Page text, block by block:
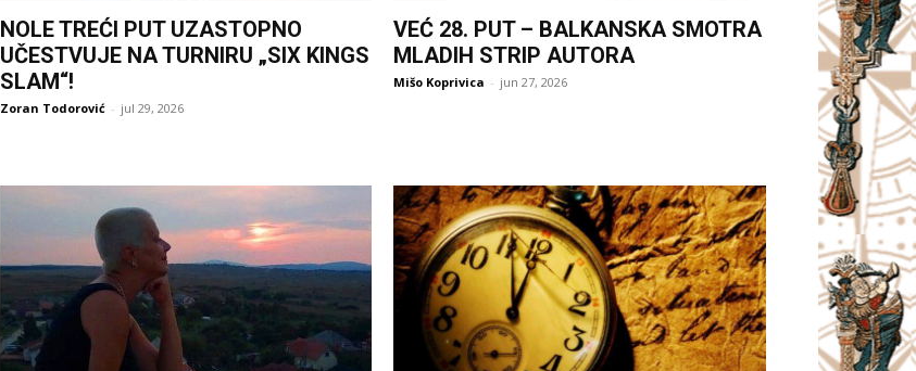
NOLE TREĆI PUT UZASTOPNO
UČESTVUJE NA TURNIRU „SIX KINGS
SLAM“!
Zoran Todorović - jul 29, 2026
VEĆ 28. PUT – BALKANSKA SMOTRA
MLADIH STRIP AUTORA
Mišo Koprivica - jun 27, 2026